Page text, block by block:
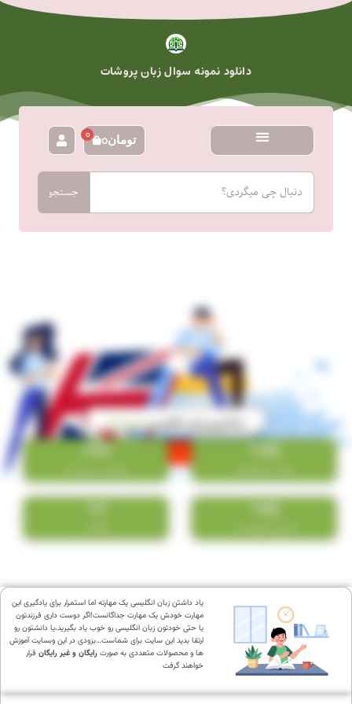
پرش
دانلود نمونه سوال زبان پروشات
تومان0
0سبد
خرید
جستجو
جستجو
یادگیری زبان انگلیسیراحت تر!
141
+
20
+
43
+
2
+
یاد داشتن زبان انگلیسی یک مهارته اما استمرار برای یادگیری این
مهارت خودش یک مهارت جداگانست!اگر دوست داری فرزندتون
یا حتی خودتون زبان انگلیسی رو خوب یاد بگیرید،یا دانشتون رو
ارتقا بدید این سایت برای شماست…بزودی در این وبسایت آموزش
ها و محصولات متعددی به صورترایگان و غیر رایگان قرار
خواهند گرفت